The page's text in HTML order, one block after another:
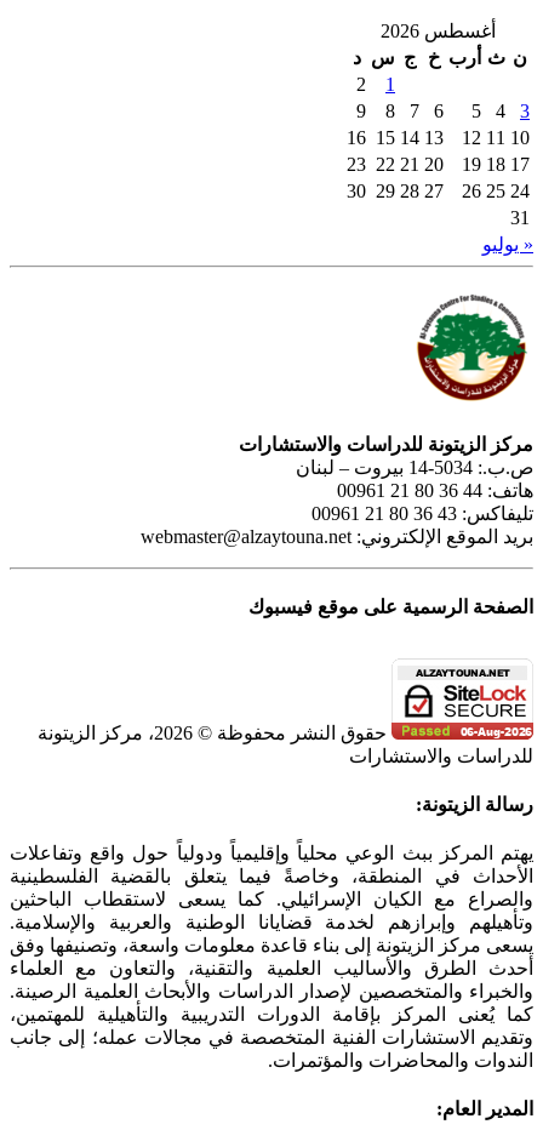
أغسطس 2026
ن ث أرب خ ج س د
1
2
3
4
5
6
7
8
9
10
11
12
13
14
15
16
17
18
19
20
21
22
23
24
25
26
27
28
29
30
31
« يوليو
مركز الزيتونة للدراسات والاستشارات
ص.ب.: 5034-14 بيروت – لبنان
هاتف: 44 36 80 21 00961
تليفاكس: 43 36 80 21 00961
بريد الموقع الإلكتروني: webmaster@alzaytouna.net
الصفحة الرسمية على موقع فيسبوك
حقوق النشر محفوظة © 2026، مركز الزيتونة
للدراسات والاستشارات
Toggle
Bar
Area
رسالة الزيتونة:
يهتم المركز ببث الوعي محلياً وإقليمياً ودولياً حول واقع وتفاعلات
الأحداث في المنطقة، وخاصةً فيما يتعلق بالقضية الفلسطينية
والصراع مع الكيان الإسرائيلي. كما يسعى لاستقطاب الباحثين
وتأهيلهم وإبرازهم لخدمة قضايانا الوطنية والعربية والإسلامية.
يسعى مركز الزيتونة إلى بناء قاعدة معلومات واسعة، وتصنيفها وفق
أحدث الطرق والأساليب العلمية والتقنية، والتعاون مع العلماء
والخبراء والمتخصصين لإصدار الدراسات والأبحاث العلمية الرصينة.
كما يُعنى المركز بإقامة الدورات التدريبية والتأهيلية للمهتمين،
وتقديم الاستشارات الفنية المتخصصة في مجالات عمله؛ إلى جانب
الندوات والمحاضرات والمؤتمرات.
المدير العام: